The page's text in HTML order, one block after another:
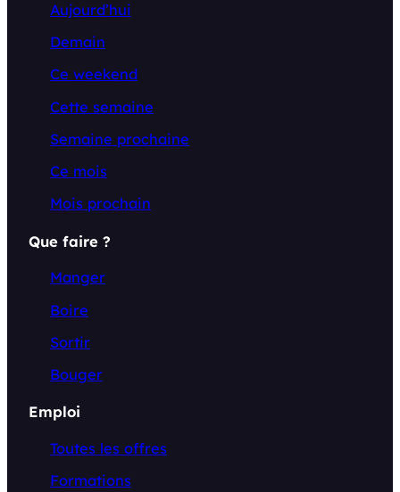
Aujourd’hui
Demain
Ce weekend
Cette semaine
Semaine prochaine
Ce mois
Mois prochain
Que faire ?
Manger
Boire
Sortir
Bouger
Emploi
Toutes les offres
Formations